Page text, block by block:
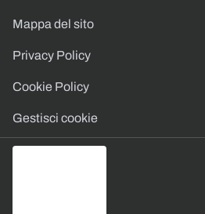
Mappa del sito
Privacy Policy
Cookie Policy
Gestisci cookie